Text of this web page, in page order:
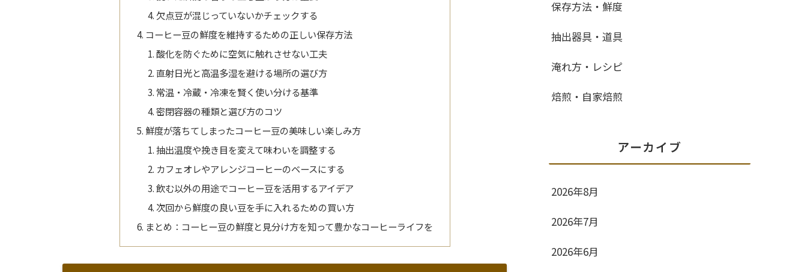
欠点豆が混じっていないかチェックする
コーヒー豆の鮮度を維持するための正しい保存方法
酸化を防ぐために空気に触れさせない工夫
直射日光と高温多湿を避ける場所の選び方
常温・冷蔵・冷凍を賢く使い分ける基準
密閉容器の種類と選び方のコツ
鮮度が落ちてしまったコーヒー豆の美味しい楽しみ方
抽出温度や挽き目を変えて味わいを調整する
カフェオレやアレンジコーヒーのベースにする
飲む以外の用途でコーヒー豆を活用するアイデア
次回から鮮度の良い豆を手に入れるための買い方
まとめ：コーヒー豆の鮮度と見分け方を知って豊かなコーヒーライフを
保存方法・鮮度
抽出器具・道具
淹れ方・レシピ
焙煎・自家焙煎
アーカイブ
2026年8月
2026年7月
2026年6月